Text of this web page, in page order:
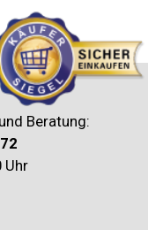
Beratung:
Uhr